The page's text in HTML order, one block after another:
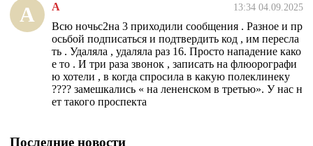
А А 13:34 04.09.2025
Всю ночьс2на 3 приходили сообщения . Разное и пр
осьбой подписаться и подтвердить код , им пересла
ть . Удаляла , удаляла раз 16. Просто нападение како
е то . И три раза звонок , записать на флюорографи
ю хотели , в когда спросила в какую полеклинеку
???? замешкались « на лененском в третью». У нас н
ет такого проспекта
Последние новости